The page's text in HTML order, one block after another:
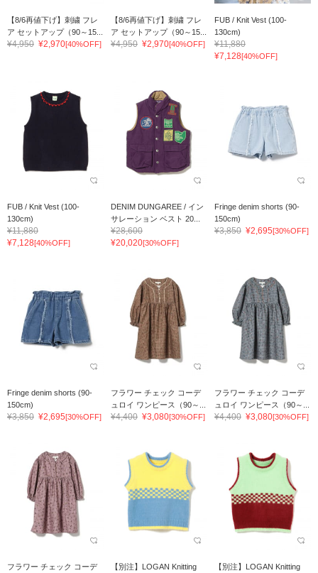
【8/6再値下げ】刺繍 フレ
ア セットアップ（90～15...
¥4,950 ¥2,970[40%OFF]
【8/6再値下げ】刺繍 フレ
ア セットアップ（90～15...
¥4,950 ¥2,970[40%OFF]
FUB / Knit Vest (100-
130cm)
¥11,880
¥7,128[40%OFF]
FUB / Knit Vest (100-
130cm)
¥11,880
¥7,128[40%OFF]
DENIM DUNGAREE / イン
サレーション ベスト 20...
¥28,600
¥20,020[30%OFF]
Fringe denim shorts (90-
150cm)
¥3,850 ¥2,695[30%OFF]
Fringe denim shorts (90-
150cm)
¥3,850 ¥2,695[30%OFF]
フラワー チェック コーデ
ュロイ ワンピース（90～...
¥4,400 ¥3,080[30%OFF]
フラワー チェック コーデ
ュロイ ワンピース（90～...
¥4,400 ¥3,080[30%OFF]
フラワー チェック コーデ
【別注】LOGAN Knitting
【別注】LOGAN Knitting